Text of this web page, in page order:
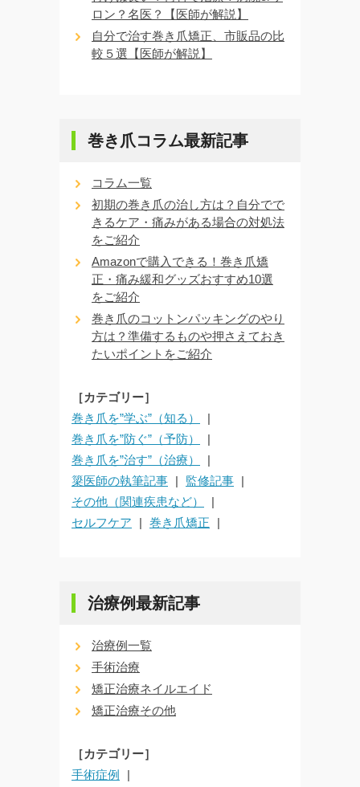
ロン？名医？【医師が解説】
自分で治す巻き爪矯正、市販品の比
較５選【医師が解説】
巻き爪コラム最新記事
コラム一覧
初期の巻き爪の治し方は？自分でで
きるケア・痛みがある場合の対処法
をご紹介
Amazonで購入できる！巻き爪矯
正・痛み緩和グッズおすすめ10選
をご紹介
巻き爪のコットンパッキングのやり
方は？準備するものや押さえておき
たいポイントをご紹介
［カテゴリー］
巻き爪を”学ぶ”（知る）
巻き爪を”防ぐ”（予防）
巻き爪を”治す”（治療）
簗医師の執筆記事
監修記事
その他（関連疾患など）
セルフケア
巻き爪矯正
治療例最新記事
治療例一覧
手術治療
矯正治療ネイルエイド
矯正治療その他
［カテゴリー］
手術症例